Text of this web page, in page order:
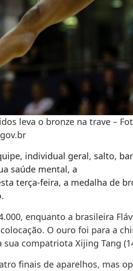
leva o bronze na trave –
individual geral, salto,
saúde mental, a
terça-feira, a medalha de
enquanto a brasileira
O ouro foi para a
sua compatriota Xijing Tang
finais de aparelhos, mas